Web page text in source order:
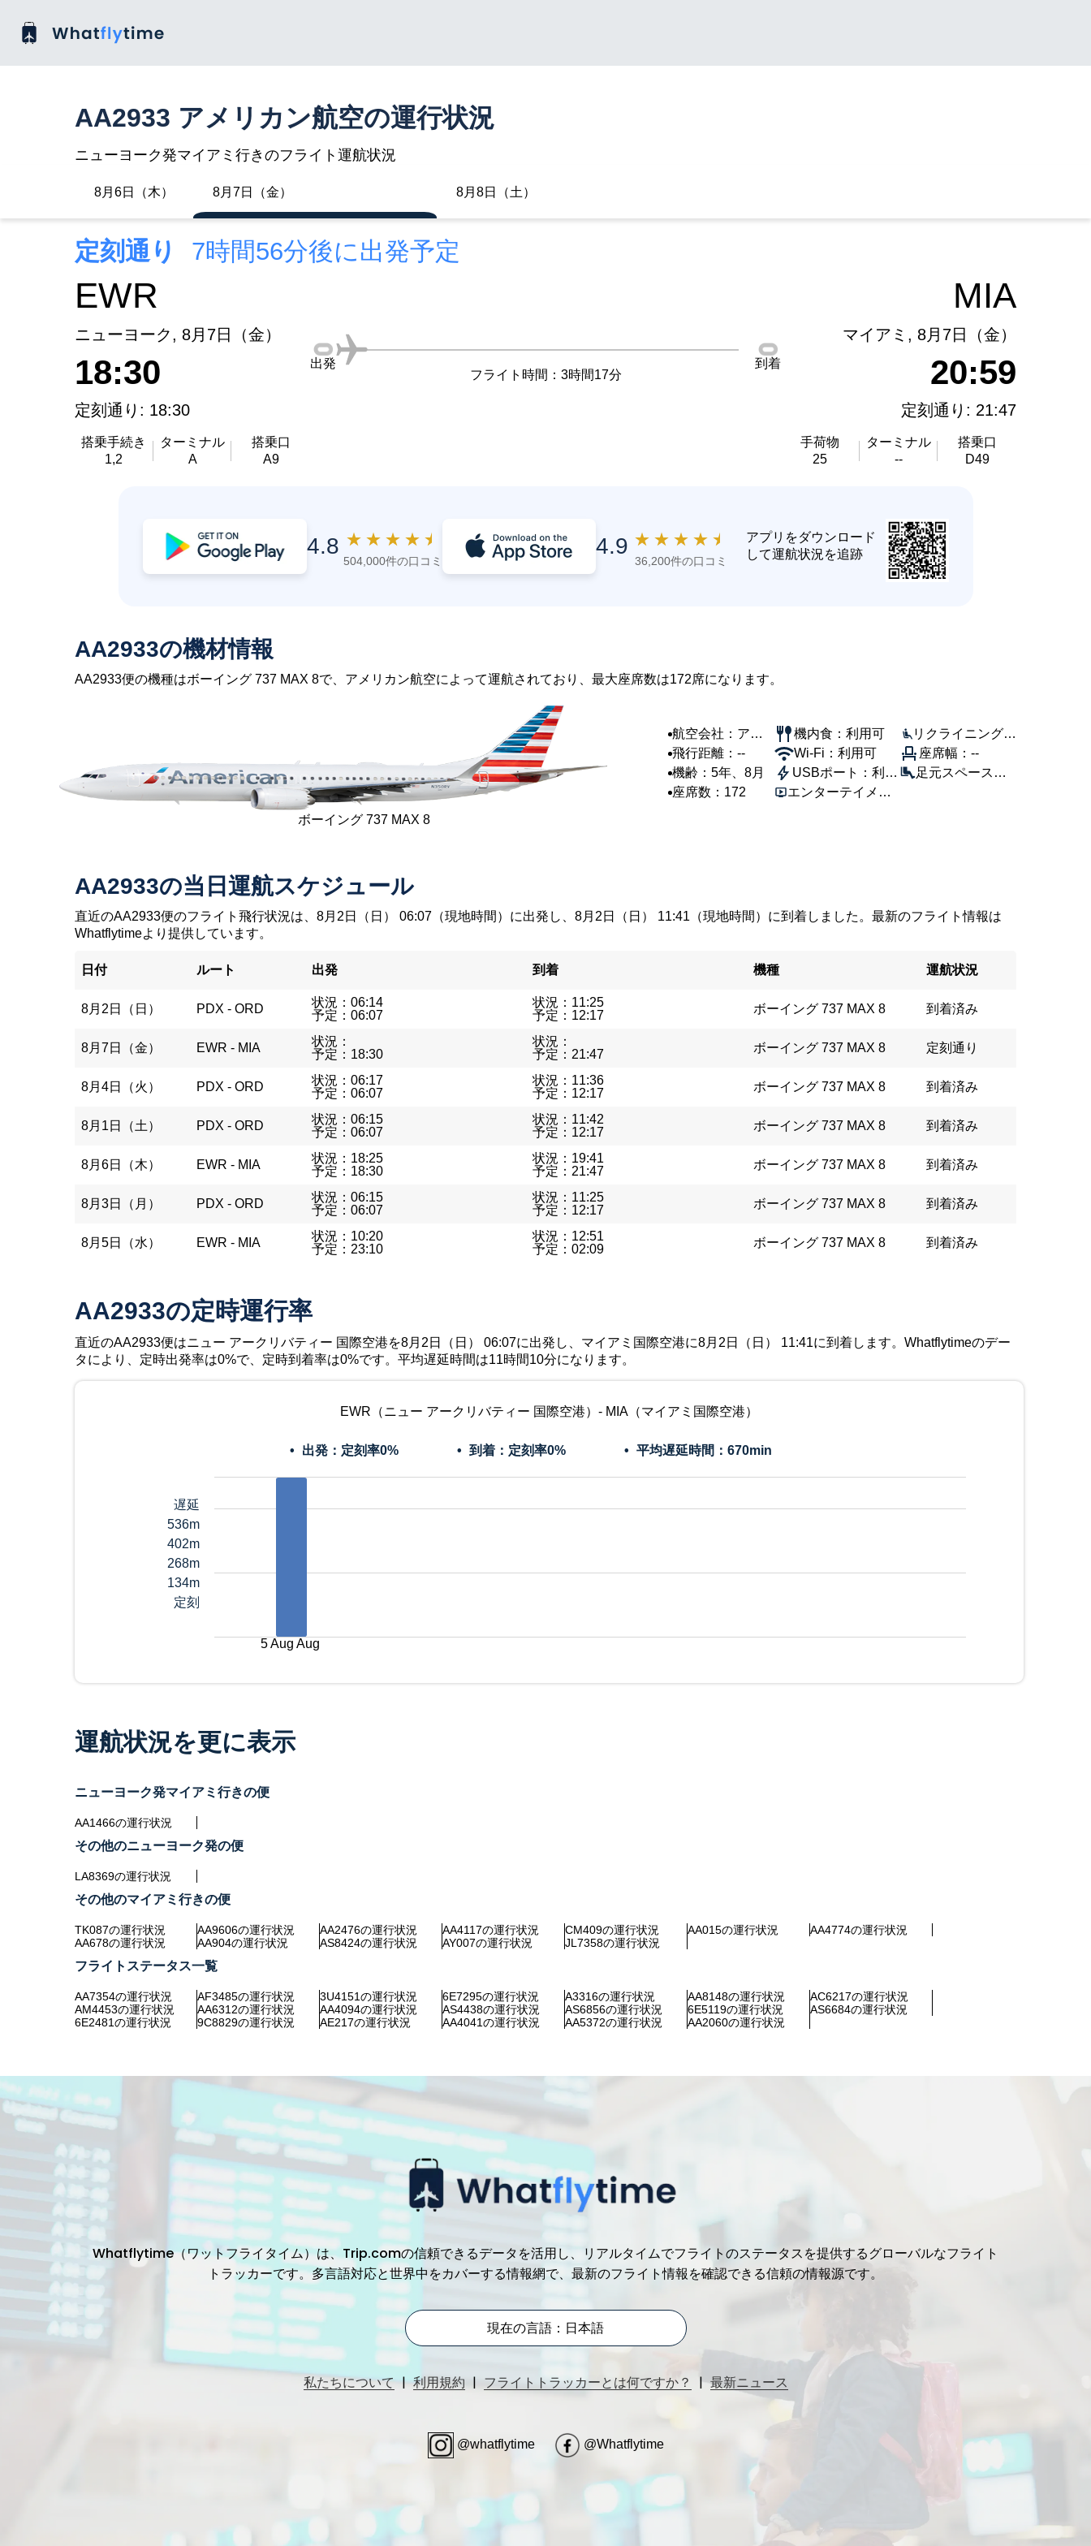
AA2933 アメリカン航空の運行状況
ニューヨーク発マイアミ行きのフライト運航状況
8月6日（木） 8月7日（金） 8月8日（土）
定刻通り 7時間56分後に出発予定
EWR
ニューヨーク, 8月7日（金）
18:30
定刻通り: 18:30
搭乗手続き
1,2
ターミナル
A
搭乗口
A9
出発
フライト時間：3時間17分
到着
MIA
マイアミ, 8月7日（金）
20:59
定刻通り: 21:47
手荷物
25
ターミナル
--
搭乗口
D49
4.8 ★ ★ ★ ★ ★
504,000件の口コミ
4.9 ★ ★ ★ ★ ★
36,200件の口コミ
アプリをダウンロード
して運航状況を追跡
AA2933の機材情報
AA2933便の機種はボーイング 737 MAX 8で、アメリカン航空によって運航されており、最大座席数は172席になります。
ボーイング 737 MAX 8
航空会社：アメ
リカン航空
飛行距離：--
機齢：5年、8月
座席数：172
機内食：利用可
Wi-Fi：利用可
USBポート：利用
可
エンターテイメン
リクライニング角
度：100°
座席幅：--
足元スペース：7
AA2933の当日運航スケジュール
直近のAA2933便のフライト飛行状況は、8月2日（日） 06:07（現地時間）に出発し、8月2日（日） 11:41（現地時間）に到着しました。最新のフライト情報は
Whatflytimeより提供しています。
日付 ルート 出発 到着 機種 運航状況
8月2日（日） PDX - ORD
状況：06:14
予定：06:07
状況：11:25
予定：12:17
ボーイング 737 MAX 8 到着済み
8月7日（金） EWR - MIA
状況：
予定：18:30
状況：
予定：21:47
ボーイング 737 MAX 8 定刻通り
8月4日（火） PDX - ORD
状況：06:17
予定：06:07
状況：11:36
予定：12:17
ボーイング 737 MAX 8 到着済み
8月1日（土） PDX - ORD
状況：06:15
予定：06:07
状況：11:42
予定：12:17
ボーイング 737 MAX 8 到着済み
8月6日（木） EWR - MIA
状況：18:25
予定：18:30
状況：19:41
予定：21:47
ボーイング 737 MAX 8 到着済み
8月3日（月） PDX - ORD
状況：06:15
予定：06:07
状況：11:25
予定：12:17
ボーイング 737 MAX 8 到着済み
8月5日（水） EWR - MIA
状況：10:20
予定：23:10
状況：12:51
予定：02:09
ボーイング 737 MAX 8 到着済み
AA2933の定時運行率
直近のAA2933便はニュー アークリバティー 国際空港を8月2日（日） 06:07に出発し、マイアミ国際空港に8月2日（日） 11:41に到着します。Whatflytimeのデー
タにより、定時出発率は0%で、定時到着率は0%です。平均遅延時間は11時間10分になります。
EWR（ニュー アークリバティー 国際空港）- MIA（マイアミ国際空港）
出発：定刻率0% 到着：定刻率0% 平均遅延時間： 670min
遅延
536m
402m
268m
134m
定刻
5 Aug Aug
運航状況を更に表示
ニューヨーク発マイアミ行きの便
AA1466の運行状況
その他のニューヨーク発の便
LA8369の運行状況
その他のマイアミ行きの便
TK087の運行状況 AA9606の運行状況 AA2476の運行状況 AA4117の運行状況 CM409の運行状況 AA015の運行状況
AA4774の運行状況
AA678の運行状況
AA904の運行状況 AS8424の運行状況 AY007の運行状況 JL7358の運行状況
フライトステータス一覧
AA7354の運行状況 AF3485の運行状況 3U4151の運行状況 6E7295の運行状況 A3316の運行状況 AA8148の運行状況
AC6217の運行状況
AM4453の運行状況
AA6312の運行状況 AA4094の運行状況 AS4438の運行状況 AS6856の運行状況 6E5119の運行状況
AS6684の運行状況
6E2481の運行状況
9C8829の運行状況 AE217の運行状況 AA4041の運行状況 AA5372の運行状況 AA2060の運行状況
Whatflytime（ワットフライタイム）は、Trip.comの信頼できるデータを活用し、リアルタイムでフライトのステータスを提供するグローバルなフライト
トラッカーです。多言語対応と世界中をカバーする情報網で、最新のフライト情報を確認できる信頼の情報源です。
現在の言語：日本語
私たちについて | 利用規約 | フライトトラッカーとは何ですか？ | 最新ニュース
@whatflytime @Whatflytime